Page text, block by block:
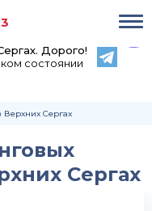
Дорого!
состоянии
Сергах
Сергах